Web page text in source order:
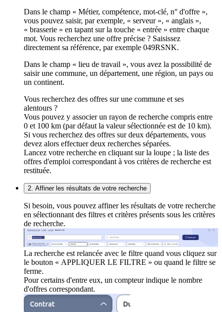
Dans le champ « Métier, compétence, mot-clé, n° d'offre »,
vous pouvez saisir, par exemple, « serveur », « anglais »,
« brasserie » en tapant sur la touche « entrée » entre chaque
mot. Vous recherchez une offre précise ? Saisissez
directement sa référence, par exemple 049RSNK.
Dans le champ « lieu de travail », vous avez la possibilité de
saisir une commune, un département, une région, un pays ou
un continent.
Vous recherchez des offres sur une commune et ses
alentours ?
Vous pouvez y associer un rayon de recherche compris entre
0 et 100 km (par défaut la valeur sélectionnée est de 10 km).
Si vous recherchez des offres sur deux départements, vous
devez alors effectuer deux recherches séparées.
Lancez votre recherche en cliquant sur la loupe ; la liste des
offres d'emploi correspondant à vos critères de recherche est
restituée.
2. Affiner les résultats de votre recherche
Si besoin, vous pouvez affiner les résultats de votre recherche
en sélectionnant des filtres et critères présents sous les critères
de recherche.
La recherche est relancée avec le filtre quand vous cliquez sur
le bouton « APPLIQUER LE FILTRE » ou quand le filtre se
ferme.
Pour certains d'entre eux, un compteur indique le nombre
d'offres correspondant.